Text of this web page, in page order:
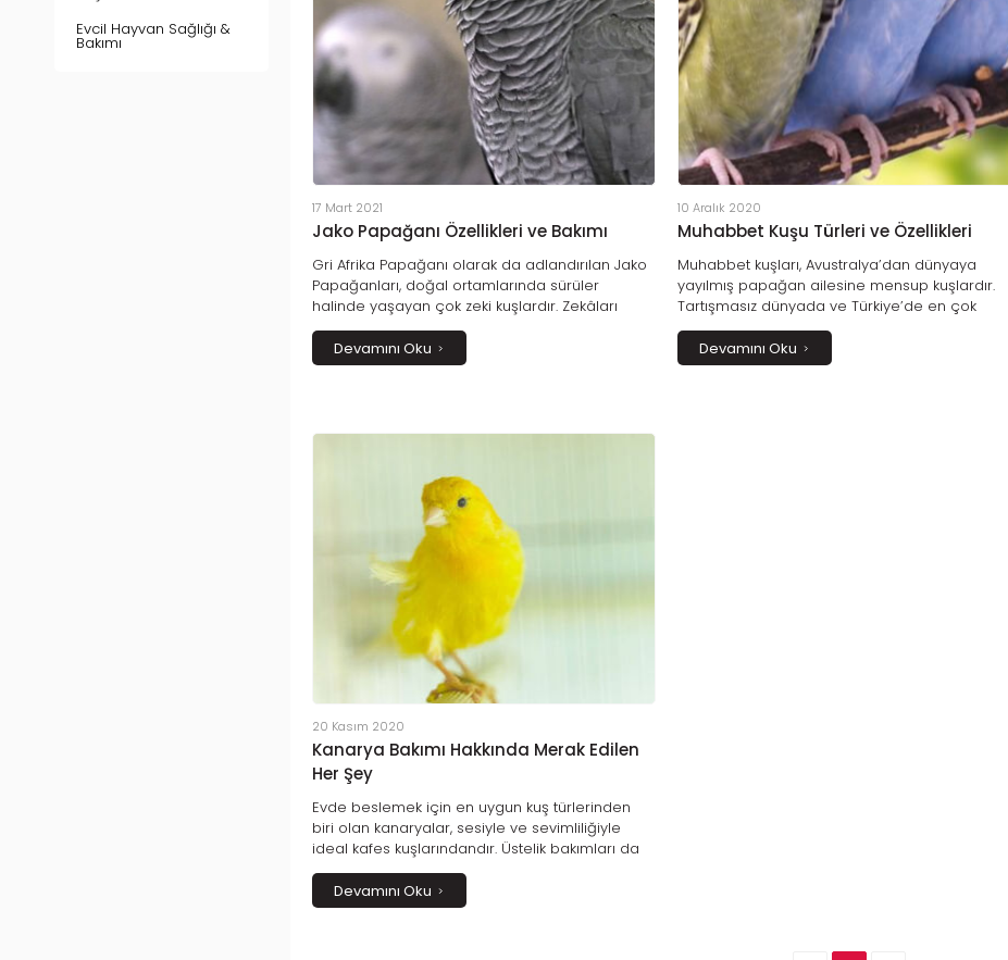
Evcil Hayvan Sağlığı &
Bakımı
17 Mart 2021
Jako Papağanı Özellikleri ve Bakımı
Gri Afrika Papağanı olarak da adlandırılan Jako
Papağanları, doğal ortamlarında sürüler
halinde yaşayan çok zeki kuşlardır. Zekâları
sayesinde kelimeleri çok çabuk kapar ve
akıllarında tutarlar. Taklit yoluyla konuşmayı
öğrenebilen bu kuşlar, ilgi görmekten de çok
Devamını Oku
10 Aralık 2020
Muhabbet Kuşu Türleri ve Özellikleri
Muhabbet kuşları, Avustralya’dan dünyaya
yayılmış papağan ailesine mensup kuşlardır.
Tartışmasız dünyada ve Türkiye’de en çok
tercih edilen evcil kuş türü olan muhabbet kuşu;
zekâsı, konuşabilmesi, canlı renkleri, oyunculuğu
ve insanlara olan uyumu ile büyüleyici
Devamını Oku
20 Kasım 2020
Kanarya Bakımı Hakkında Merak Edilen
Her Şey
Evde beslemek için en uygun kuş türlerinden
biri olan kanaryalar, sesiyle ve sevimliliğiyle
ideal kafes kuşlarındandır. Üstelik bakımları da
pahalıya patlamaz.
Devamını Oku